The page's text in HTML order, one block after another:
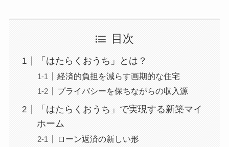
目次
「はたらくおうち」とは？
経済的負担を減らす画期的な住宅
プライバシーを保ちながらの収入源
「はたらくおうち」で実現する新築マイ
ホーム
ローン返済の新しい形